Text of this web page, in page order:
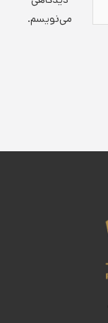
می‌نویسم.